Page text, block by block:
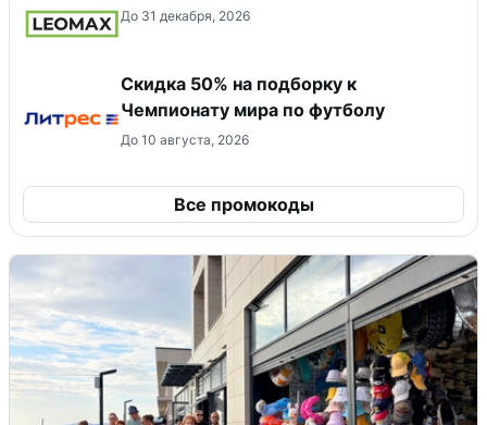
До 31 декабря, 2026
Скидка 50% на подборку к
Чемпионату мира по футболу
До 10 августа, 2026
Все промокоды